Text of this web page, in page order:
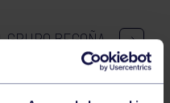
BEGOÑA